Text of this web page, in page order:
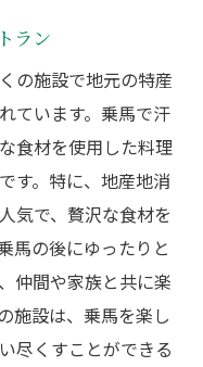
ラン
の施設で地元の特産
ています。乗馬で汗
食材を使用した料理
す。特に、地産地消
気で、贅沢な食材を
馬の後にゆったりと
仲間や家族と共に楽
施設は、乗馬を楽し
尽くすことができる